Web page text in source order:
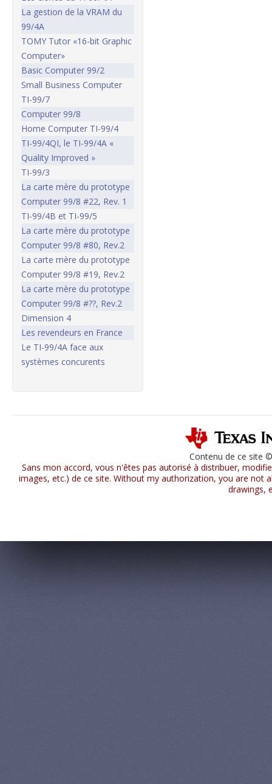
La gestion de la VRAM du
99/4A
TOMY Tutor «16-bit Graphic
Computer»
Basic Computer 99/2
Small Business Computer
TI-99/7
Computer 99/8
Home Computer TI-99/4
TI-99/4QI, le TI-99/4A «
Quality Improved »
TI-99/3
La carte mère du prototype
Computer 99/8 #22, Rev. 1
TI-99/4B et TI-99/5
La carte mère du prototype
Computer 99/8 #80, Rev.2
La carte mère du prototype
Computer 99/8 #19, Rev.2
La carte mère du prototype
Computer 99/8 #??, Rev.2
Dimension 4
Les revendeurs en France
Le TI-99/4A face aux
systèmes concurents
Contenu de ce site
Sans mon accord, vous n'êtes pas autorisé à distribuer,
images, etc.) de ce site. Without my authorization, you are
drawings,